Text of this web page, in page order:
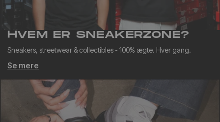
HVEM ER SNEAKERZONE?
Sneakers, streetwear & collectibles - 100% ægte. Hver gang.
Se mere